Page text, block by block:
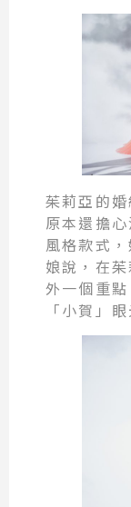
茱莉亞的
原本還擔
風格款式
娘說，在
外一個重
「小賀」